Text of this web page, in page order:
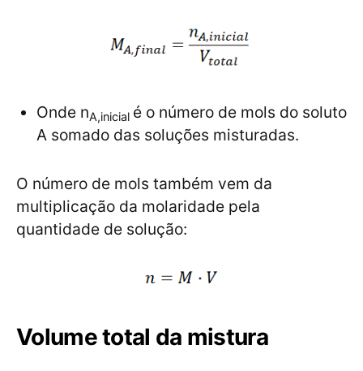
Onde nA,inicial é o número de mols do soluto
A somado das soluções misturadas.
O número de mols também vem da
multiplicação da molaridade pela
quantidade de solução:
Volume total da mistura